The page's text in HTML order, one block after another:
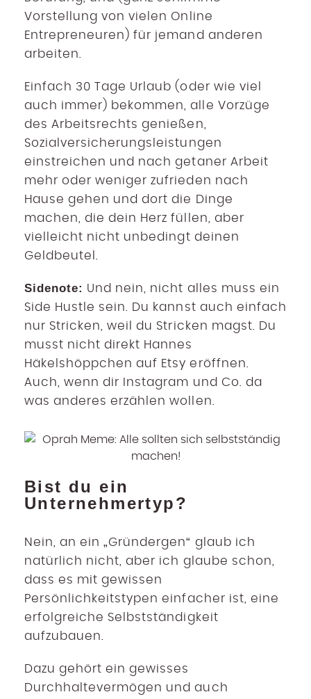
Vorstellung von vielen Online
Entrepreneuren) für jemand anderen
arbeiten.
Einfach 30 Tage Urlaub (oder wie viel
auch immer) bekommen, alle Vorzüge
des Arbeitsrechts genießen,
Sozialversicherungsleistungen
einstreichen und nach getaner Arbeit
mehr oder weniger zufrieden nach
Hause gehen und dort die Dinge
machen, die dein Herz füllen, aber
vielleicht nicht unbedingt deinen
Geldbeutel.
Sidenote: Und nein, nicht alles muss ein
Side Hustle sein. Du kannst auch einfach
nur Stricken, weil du Stricken magst. Du
musst nicht direkt Hannes
Häkelshöppchen auf Etsy eröffnen.
Auch, wenn dir Instagram und Co. da
was anderes erzählen wollen.
Bist du ein
Unternehmertyp?
Nein, an ein „Gründergen“ glaub ich
natürlich nicht, aber ich glaube schon,
dass es mit gewissen
Persönlichkeitstypen einfacher ist, eine
erfolgreiche Selbstständigkeit
aufzubauen.
Dazu gehört ein gewisses
Durchhaltevermögen und auch